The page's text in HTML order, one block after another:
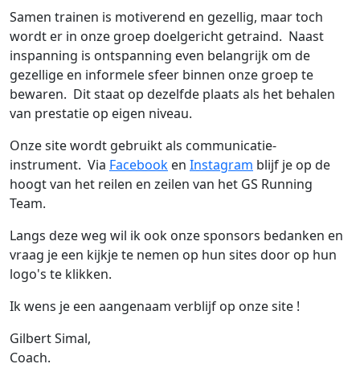
Samen trainen is motiverend en gezellig, maar toch
wordt er in onze groep doelgericht getraind. Naast
inspanning is ontspanning even belangrijk om de
gezellige en informele sfeer binnen onze groep te
bewaren. Dit staat op dezelfde plaats als het behalen
van prestatie op eigen niveau.
Onze site wordt gebruikt als communicatie-
instrument. Via Facebook en Instagram blijf je op de
hoogt van het reilen en zeilen van het GS Running
Team.
Langs deze weg wil ik ook onze sponsors bedanken en
vraag je een kijkje te nemen op hun sites door op hun
logo's te klikken.
Ik wens je een aangenaam verblijf op onze site !
Gilbert Simal,
Coach.